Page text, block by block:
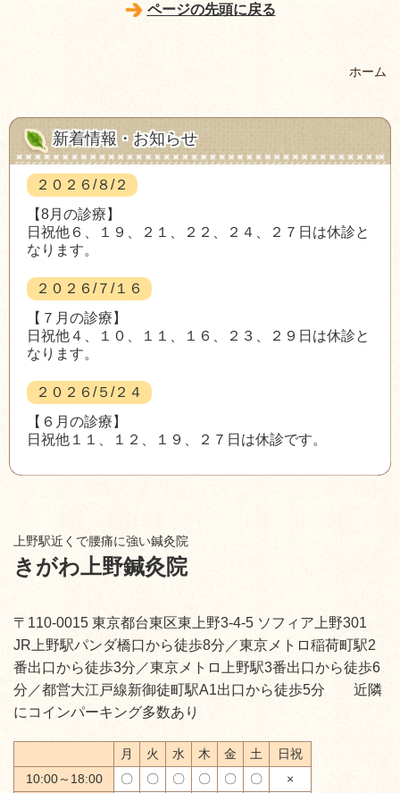
ページの先頭に戻る
ホーム
新着情報・お知らせ
２０２６/８/２
【8月の診療】
日祝他６、１９、２１、２２、２４、２７日は休診と
なります。
２０２６/７/１６
【７月の診療】
日祝他４、１０、１１、１６、２３、２９日は休診と
なります。
２０２６/５/２４
【６月の診療】
日祝他１１、１２、１９、２７日は休診です。
上野駅近くで腰痛に強い鍼灸院
きがわ上野鍼灸院
〒110-0015 東京都台東区東上野3-4-5 ソフィア上野301
JR上野駅パンダ橋口から徒歩8分／東京メトロ稲荷町駅2
番出口から徒歩3分／東京メトロ上野駅3番出口から徒歩6
分／都営大江戸線新御徒町駅A1出口から徒歩5分 近隣
にコインパーキング多数あり
月 火 水 木 金 土
日祝
10:00～18:00
〇 〇 〇 〇 〇 〇 ×